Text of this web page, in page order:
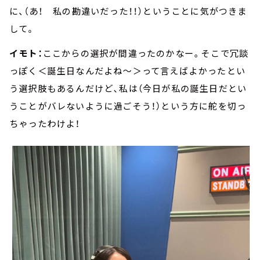
に、（あ！ 私の勘違いだった！！）ということに気がつきま
して。
イモト： ここからの選択が間違ったのかなー。そこで冗談
っぽく＜誕生日なんだよね～＞って言えばよかったとい
う選択肢もあるんだけど、私は（今日が私の誕生日だとい
うことがバレないように過ごそう！）という方に舵を切っ
ちゃったわけよ！